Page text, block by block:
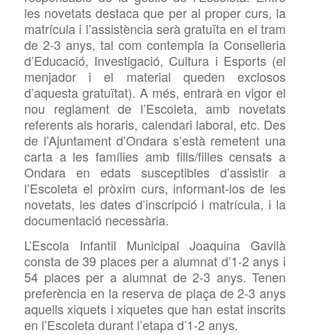
les novetats destaca que per al proper curs, la
matrícula i l’assistència serà gratuïta en el tram
de 2-3 anys, tal com contempla la Conselleria
d’Educació, Investigació, Cultura i Esports(el
menjador i el material queden exclosos
d’aquesta gratuïtat). A més, entrarà en vigor el
nou reglament de l’Escoleta, amb novetats
referents als horaris, calendari laboral, etc. Des
de l’Ajuntament d’Ondara s’està remetent una
carta a les famílies amb fills/filles censats a
Ondara en edats susceptibles d’assistir a
l’Escoleta el pròxim curs, informant-los de les
novetats, les dates d’inscripció i matrícula, i la
documentació necessària.
L’Escola Infantil Municipal Joaquina Gavilà
consta de 39 places per a alumnat d’1-2 anys i
54 places per a alumnat de 2-3 anys. Tenen
preferència en la reserva de plaça de 2-3 anys
aquells xiquets i xiquetes que han estat inscrits
en l’Escoleta durant l’etapa d’1-2 anys.